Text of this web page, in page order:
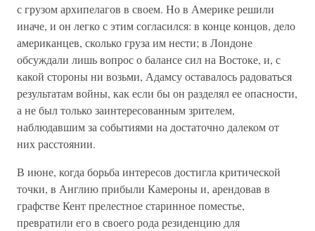
с грузом архипелагов в своем. Но в Америке решили
иначе, и он легко с этим согласился: в конце концов, дело
американцев, сколько груза им нести; в Лондоне
обсуждали лишь вопрос о балансе сил на Востоке, и, с
какой стороны ни возьми, Адамсу оставалось радоваться
результатам войны, как если бы он разделял ее опасности,
а не был только заинтересованным зрителем,
наблюдавшим за событиями на достаточно далеком от
них расстоянии.
В июне, когда борьба интересов достигла критической
точки, в Англию прибыли Камероны и, арендовав в
графстве Кент прелестное старинное поместье,
превратили его в своего рода резиденцию для